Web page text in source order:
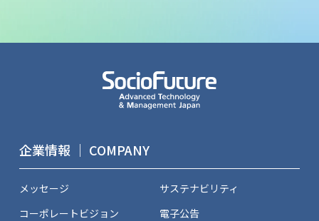
企業情報 ｜ COMPANY
メッセージ
コーポレートビジョン
サステナビリティ
電子公告